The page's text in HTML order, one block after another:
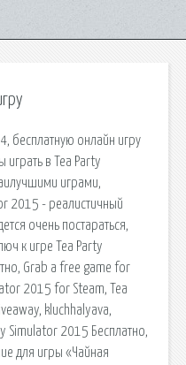
бесплатную онлайн игру
играть в Tea Party
играми,
2015 - реалистичный
очень постараться,
к игре Tea Party
Grab a free game for
2015 for Steam, Tea
kluchhalyava,
Simulator 2015 Бесплатно,
для игры «Чайная